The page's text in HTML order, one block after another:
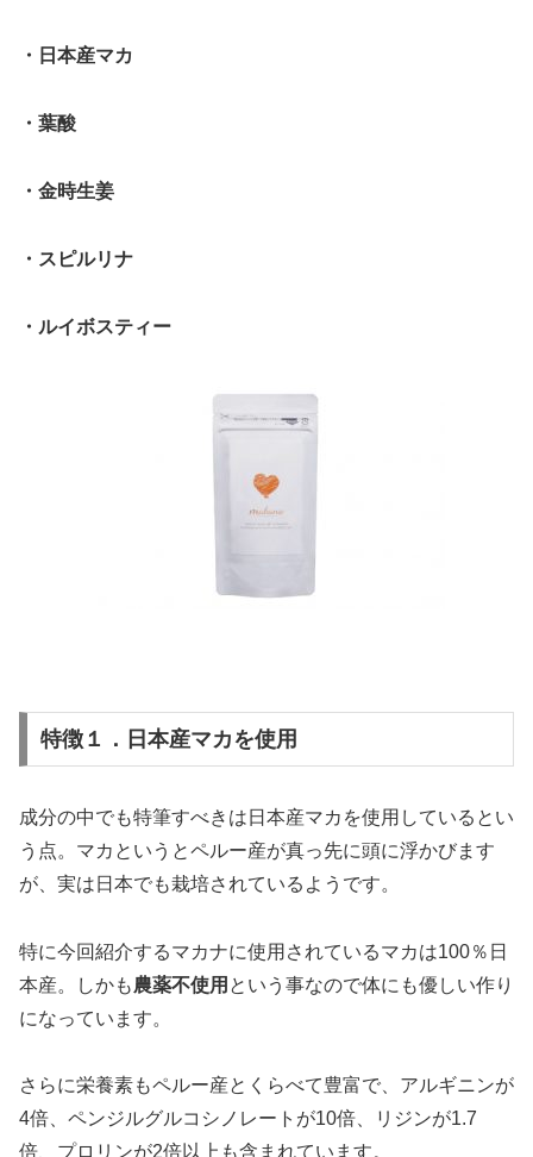
・日本産マカ
・葉酸
・金時生姜
・スピルリナ
・ルイボスティー
特徴１．日本産マカを使用
成分の中でも特筆すべきは日本産マカを使用しているとい
う点。マカというとペルー産が真っ先に頭に浮かびます
が、実は日本でも栽培されているようです。
特に今回紹介するマカナに使用されているマカは100％日
本産。しかも農薬不使用 という事なので体にも優しい作り
になっています。
さらに栄養素もペルー産とくらべて豊富で、アルギニンが
4倍、ペンジルグルコシノレートが10倍、リジンが1.7
倍、プロリンが2倍以上も含まれています。